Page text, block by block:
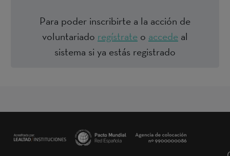
Para poder inscribirte a la acción de
voluntariado regístrate o accede al
sistema si ya estás registrado